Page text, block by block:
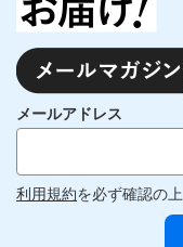
メールアドレス
利用規約を必ず確認の